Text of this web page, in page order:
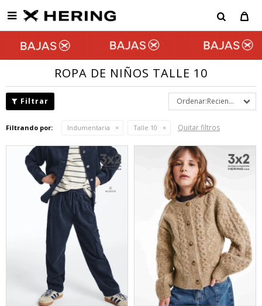

ROPA DE NIÑOS TALLE 10
Recientes
Filtrando por: Indumentaria Talle 10 Quitar filtros